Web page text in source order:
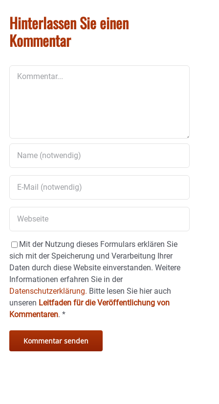
Hinterlassen Sie einen
Kommentar
Mit der Nutzung dieses Formulars erklären Sie
sich mit der Speicherung und Verarbeitung Ihrer
Daten durch diese Website einverstanden. Weitere
Informationen erfahren Sie in der
Datenschutzerklärung. Bitte lesen Sie hier auch
unseren Leitfaden für die Veröffentlichung von
Kommentaren. *